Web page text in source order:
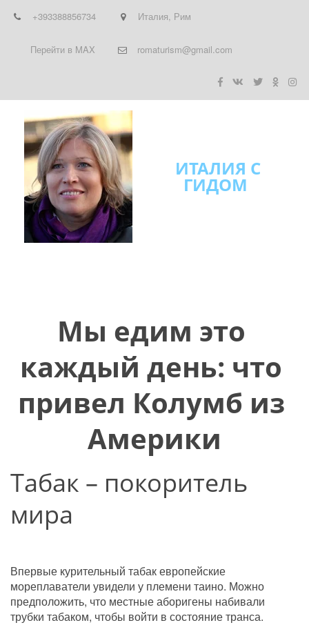
+393388856734 Италия, Рим
Перейти в MAX romaturism@gmail.com
ИТАЛИЯ С
ГИДОМ
Мы едим это
каждый день: что
привел Колумб из
Америки
Табак – покоритель
мира
Впервые курительный табак европейские
мореплаватели увидели у племени таино. Можно
предположить, что местные аборигены набивали
трубки табаком, чтобы войти в состояние транса.